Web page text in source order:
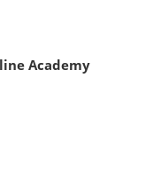
Academy